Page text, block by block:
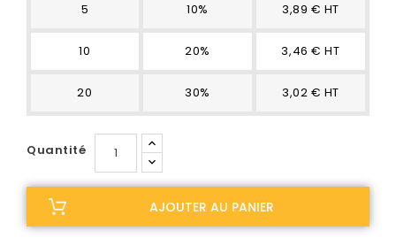
5 10% 3,89 € HT
10 20% 3,46 € HT
20 30% 3,02 € HT
Quantité
AJOUTER AU PANIER